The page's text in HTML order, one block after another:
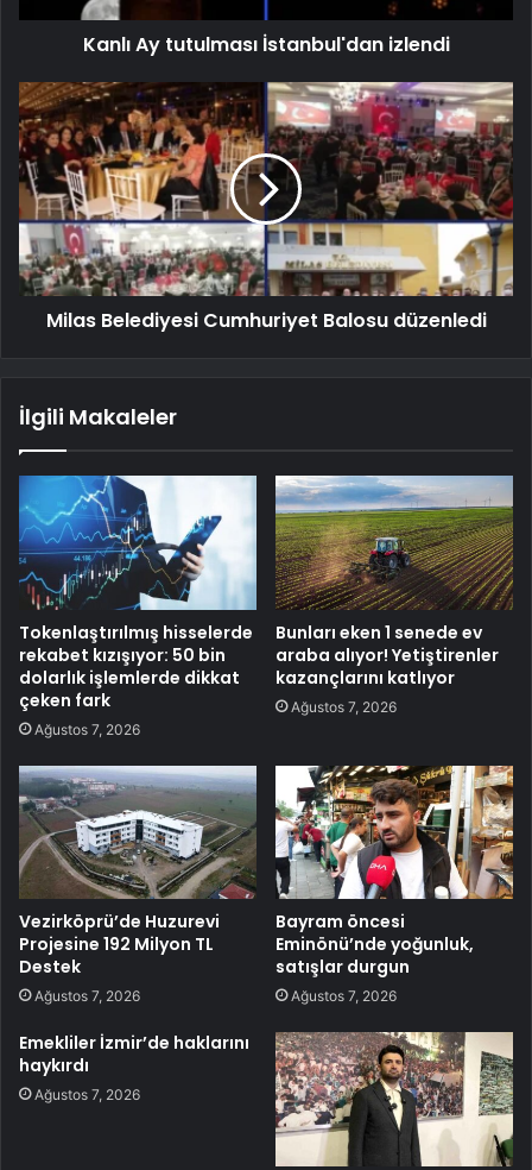
Kanlı Ay tutulması İstanbul'dan izlendi
Milas Belediyesi Cumhuriyet Balosu düzenledi
İlgili Makaleler
Tokenlaştırılmış hisselerde
rekabet kızışıyor: 50 bin
dolarlık işlemlerde dikkat
çeken fark
Ağustos 7, 2026
Bunları eken 1 senede ev
araba alıyor! Yetiştirenler
kazançlarını katlıyor
Ağustos 7, 2026
Vezirköprü’de Huzurevi
Projesine 192 Milyon TL
Destek
Ağustos 7, 2026
Bayram öncesi
Eminönü’nde yoğunluk,
satışlar durgun
Ağustos 7, 2026
Emekliler İzmir’de haklarını
haykırdı
Ağustos 7, 2026